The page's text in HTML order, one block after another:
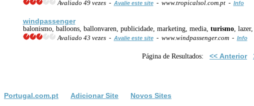
Avaliado 49 vezes - Avalie este site- www.tropicalsol.com.pt - Info
windpassenger
balonismo, balloons, ballonvaren, publicidade, marketing, media, turismo,
Avaliado 43 vezes - Avalie este site- www.windpassenger.com - Info
Página de Resultados: << Anterior
Portugal.com.pt Adicionar Site Novos Sites